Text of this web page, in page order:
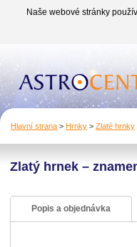
Naše webové stránky
Hlavní strana > Hrnky > Zlaté hrnky
Zlatý hrnek –
Popis a objednávka